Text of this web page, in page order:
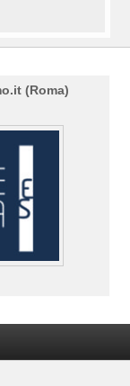
(Roma)